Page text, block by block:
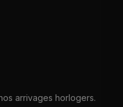
arrivages horlogers.